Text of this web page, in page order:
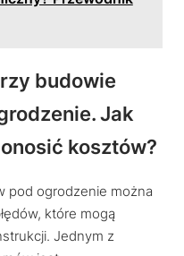
budowie
Jak
kosztów?
pod ogrodzenie można
które mogą
Jednym z